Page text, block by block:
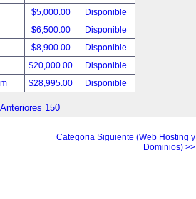
$5,000.00
Disponible
$6,500.00
Disponible
$8,900.00
Disponible
$20,000.00
Disponible
$28,995.00 Disponible
150
Categoria Siguiente (Web Hosting y
Dominios) >>